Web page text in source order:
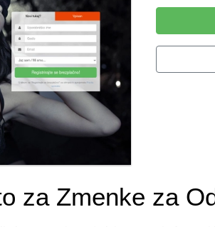
za Zmenke za